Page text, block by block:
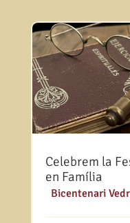
Celebrem la
en Família
Bicentenari